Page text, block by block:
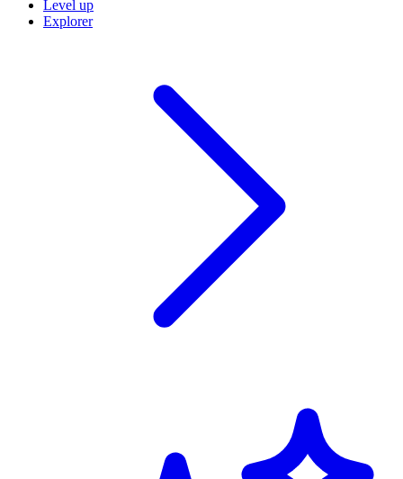
Level up
Explorer